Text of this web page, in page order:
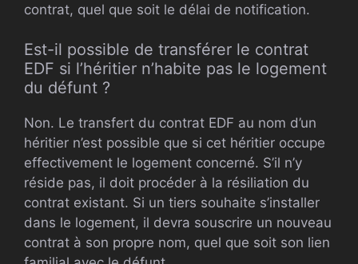
contrat, quel que soit le délai de notification.
Est-il possible de transférer le contrat
EDF si l’héritier n’habite pas le logement
du défunt ?
Non. Le transfert du contrat EDF au nom d’un
héritier n’est possible que si cet héritier occupe
effectivement le logement concerné. S’il n’y
réside pas, il doit procéder à la résiliation du
contrat existant. Si un tiers souhaite s’installer
dans le logement, il devra souscrire un nouveau
contrat à son propre nom, quel que soit son lien